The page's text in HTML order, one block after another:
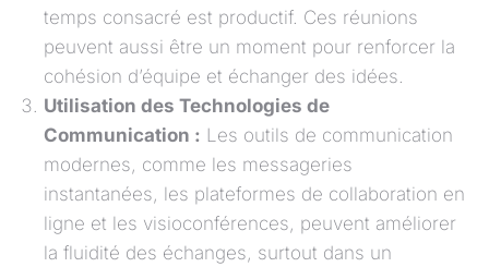
temps consacré est productif. Ces réunions
peuvent aussi être un moment pour renforcer la
cohésion d’équipe et échanger des idées.
Utilisation des Technologies de
Communication : Les outils de communication
modernes, comme les messageries
instantanées, les plateformes de collaboration en
ligne et les visioconférences, peuvent améliorer
la fluidité des échanges, surtout dans un